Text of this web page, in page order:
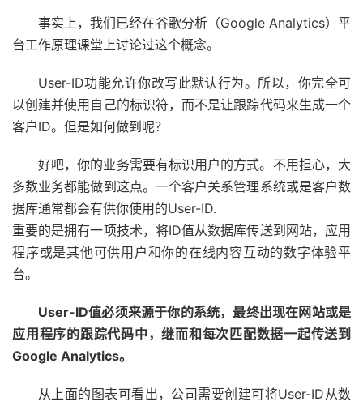
事实上，我们已经在谷歌分析（Google Analytics）平
台工作原理课堂上讨论过这个概念。
User-ID功能允许你改写此默认行为。所以，你完全可
以创建并使用自己的标识符，而不是让跟踪代码来生成一个
客户ID。但是如何做到呢？
好吧，你的业务需要有标识用户的方式。不用担心，大
多数业务都能做到这点。一个客户关系管理系统或是客户数
据库通常都会有供你使用的User-ID.
重要的是拥有一项技术，将ID值从数据库传送到网站，应用
程序或是其他可供用户和你的在线内容互动的数字体验平
台。
User-ID值必须来源于你的系统，最终出现在网站或是
应用程序的跟踪代码中，继而和每次匹配数据一起传送到
Google Analytics。
从上面的图表可看出，公司需要创建可将User-ID从数